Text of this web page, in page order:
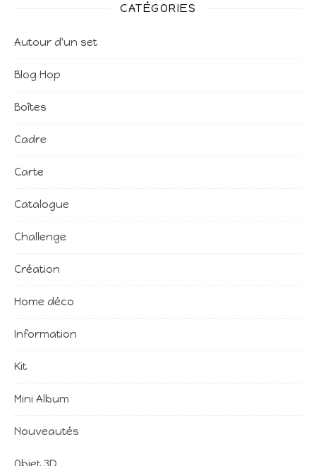
CATÉGORIES
Autour d'un set
Blog Hop
Boîtes
Cadre
Carte
Catalogue
Challenge
Création
Home déco
Information
Kit
Mini Album
Nouveautés